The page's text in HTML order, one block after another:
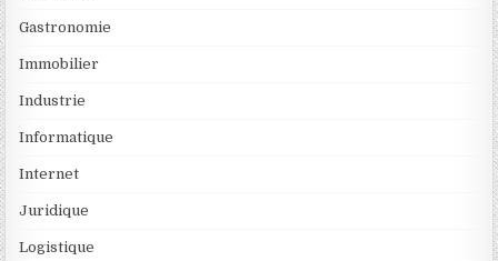
Gastronomie
Immobilier
Industrie
Informatique
Internet
Juridique
Logistique